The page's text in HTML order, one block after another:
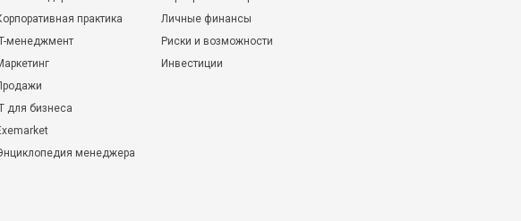
практика
менеджмент
для бизнеса
менеджера
Личные финансы
Риски и возможности
Инвестиции